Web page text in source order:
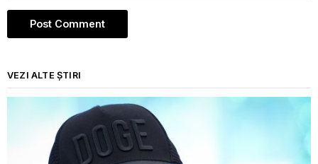
VEZI ALTE ȘTIRI